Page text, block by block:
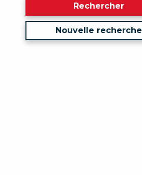
Rechercher
Nouvelle recherche